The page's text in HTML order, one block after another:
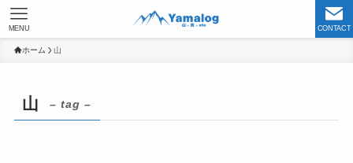
CONTACT
MENU
ホーム 山
山 – tag –